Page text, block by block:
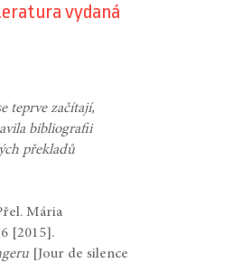
vydaná
teprve začítají,
bibliografii
překladů
Mária
[2015].
[Jour de silence